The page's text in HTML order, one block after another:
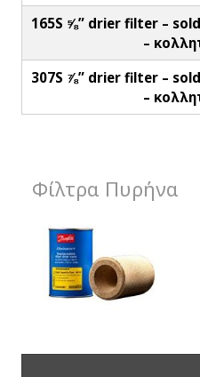
165S ⅝” drier filter –
–
307S ⅞” drier filter –
–
Φίλτρα Πυρήνα